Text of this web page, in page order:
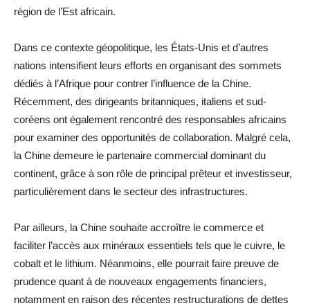
région de l’Est africain.
Dans ce contexte géopolitique, les États-Unis et d’autres
nations intensifient leurs efforts en organisant des sommets
dédiés à l’Afrique pour contrer l’influence de la Chine.
Récemment, des dirigeants britanniques, italiens et sud-
coréens ont également rencontré des responsables africains
pour examiner des opportunités de collaboration. Malgré cela,
la Chine demeure le partenaire commercial dominant du
continent, grâce à son rôle de principal prêteur et investisseur,
particulièrement dans le secteur des infrastructures.
Par ailleurs, la Chine souhaite accroître le commerce et
faciliter l’accès aux minéraux essentiels tels que le cuivre, le
cobalt et le lithium. Néanmoins, elle pourrait faire preuve de
prudence quant à de nouveaux engagements financiers,
notamment en raison des récentes restructurations de dettes